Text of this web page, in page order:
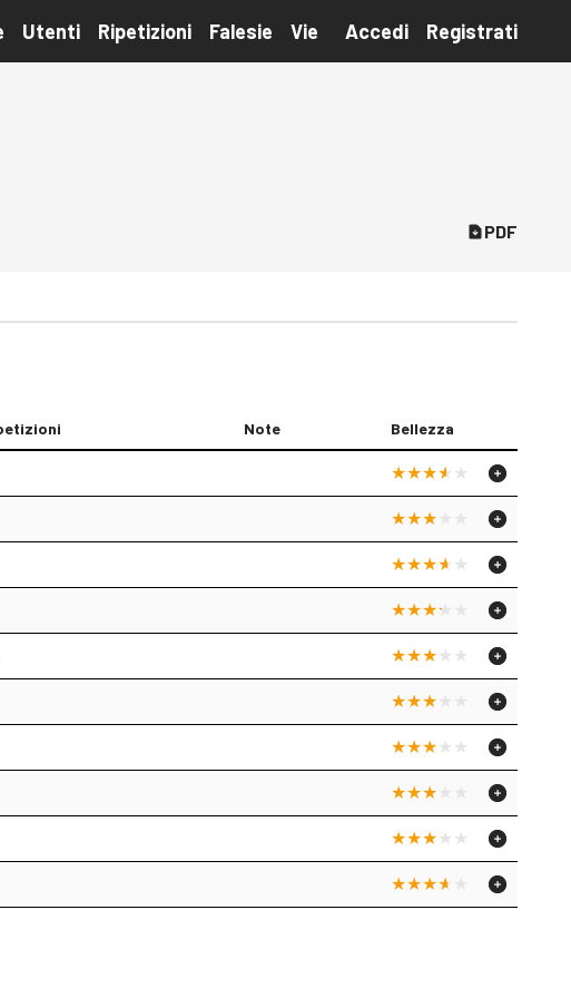
Utenti Ripetizioni Falesie Vie Accedi Registrati
PDF
Note Bellezza